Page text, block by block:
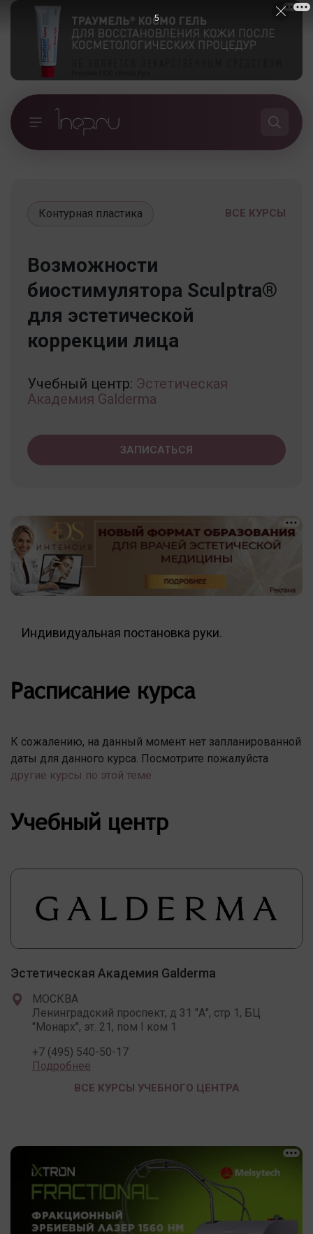
ВСЕ КУРСЫ
Контурная пластика
Возможности
биостимулятора Sculptra®
для эстетической
коррекции лица
Учебный центр: Эстетическая
Академия Galderma
ЗАПИСАТЬСЯ
Индивидуальная постановка руки.
Расписание курса
К сожалению, на данный момент нет запланированной
даты для данного курса. Посмотрите пожалуйста
другие курсы по этой теме
Учебный центр
Эстетическая Академия Galderma
МОСКВА
Ленинградский проспект, д 31 "А", стр 1, БЦ
"Монарх", эт. 21, пом I ком 1
+7 (495) 540-50-17
Подробнее
ВСЕ КУРСЫ УЧЕБНОГО ЦЕНТРА
5